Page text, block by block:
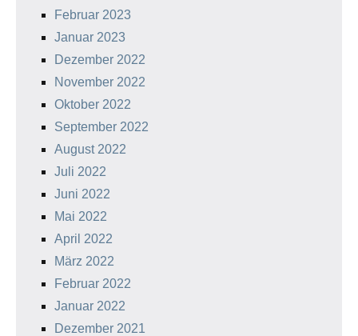
Februar 2023
Januar 2023
Dezember 2022
November 2022
Oktober 2022
September 2022
August 2022
Juli 2022
Juni 2022
Mai 2022
April 2022
März 2022
Februar 2022
Januar 2022
Dezember 2021